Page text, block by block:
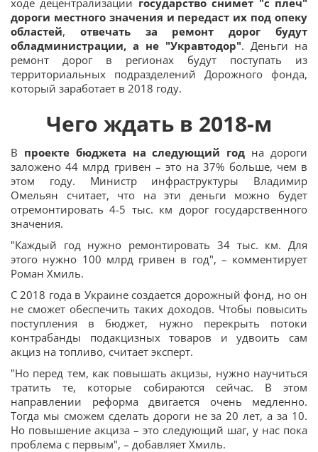
дороги местного значения и передаст их под опеку
областей, отвечать за ремонт дорог будут
обладминистрации, а не "Укравтодор". Деньги на
ремонт дорог в регионах будут поступать из
территориальных подразделений Дорожного фонда,
который заработает в 2018 году.
Чего ждать в 2018-м
В проекте бюджета на следующий год на дороги
заложено 44 млрд гривен – это на 37% больше, чем в
этом году. Министр инфраструктуры Владимир
Омельян считает, что на эти деньги можно будет
отремонтировать 4-5 тыс. км дорог государственного
значения.
"Каждый год нужно ремонтировать 34 тыс. км. Для
этого нужно 100 млрд гривен в год", – комментирует
Роман Хмиль.
С 2018 года в Украине создается дорожный фонд, но он
не сможет обеспечить таких доходов. Чтобы повысить
поступления в бюджет, нужно перекрыть потоки
контрабанды подакцизных товаров и удвоить сам
акциз на топливо, считает эксперт.
"Но перед тем, как повышать акцизы, нужно научиться
тратить те, которые собираются сейчас. В этом
направлении реформа двигается очень медленно.
Тогда мы сможем сделать дороги не за 20 лет, а за 10.
Но повышение акциза – это следующий шаг, у нас пока
проблема с первым", – добавляет Хмиль.